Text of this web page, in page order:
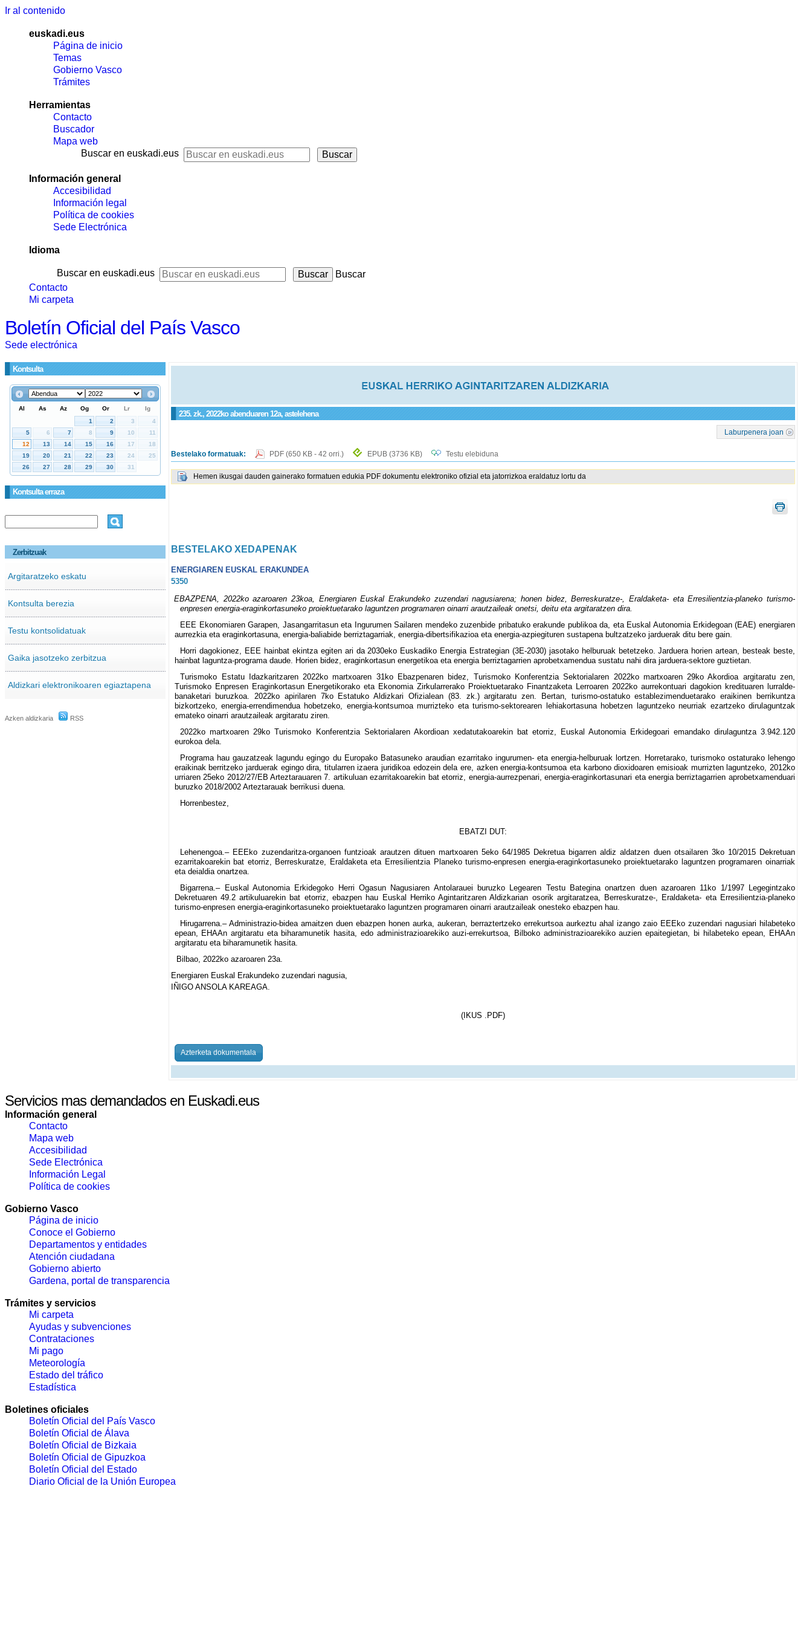
Ir al contenido
euskadi.eus
Página de inicio
Temas
Gobierno Vasco
Trámites
Herramientas
Contacto
Buscador
Mapa web
Buscar en euskadi.eus
Información general
Accesibilidad
Información legal
Política de cookies
Sede Electrónica
Idioma
Buscar en euskadi.eus
Buscar
Contacto
Mi carpeta
Boletín Oficial del País Vasco
Sede electrónica
Kontsulta
Kontsulta erraza
Zerbitzuak
Argitaratzeko eskatu
Kontsulta berezia
Testu kontsolidatuak
Gaika jasotzeko zerbitzua
Aldizkari elektronikoaren egiaztapena
Azken aldizkaria RSS
235. zk., 2022ko abenduaren 12a, astelehena
Laburpenera joan
Bestelako formatuak: PDF (650 KB - 42 orri.) EPUB (3736 KB) Testu elebiduna
Hemen ikusgai dauden gainerako formatuen edukia PDF dokumentu elektroniko ofizial eta jatorrizkoa eraldatuz lortu da
BESTELAKO XEDAPENAK
ENERGIAREN EUSKAL ERAKUNDEA
5350
EBAZPENA, 2022ko azaroaren 23koa, Energiaren Euskal Erakundeko zuzendari nagusiarena; honen bidez, Berreskuratze-, Eraldaketa- eta Erresilientzia-planeko turismo-
enpresen energia-eraginkortasuneko proiektuetarako laguntzen programaren oinarri arautzaileak onetsi, deitu eta argitaratzen dira.
EEE Ekonomiaren Garapen, Jasangarritasun eta Ingurumen Sailaren mendeko zuzenbide pribatuko erakunde publikoa da, eta Euskal Autonomia Erkidegoan (EAE) energiaren
aurrezkia eta eraginkortasuna, energia-baliabide berriztagarriak, energia-dibertsifikazioa eta energia-azpiegituren sustapena bultzatzeko jarduerak ditu bere gain.
Horri dagokionez, EEE hainbat ekintza egiten ari da 2030eko Euskadiko Energia Estrategian (3E-2030) jasotako helburuak betetzeko. Jarduera horien artean, besteak beste,
hainbat laguntza-programa daude. Horien bidez, eraginkortasun energetikoa eta energia berriztagarrien aprobetxamendua sustatu nahi dira jarduera-sektore guztietan.
Turismoko Estatu Idazkaritzaren 2022ko martxoaren 31ko Ebazpenaren bidez, Turismoko Konferentzia Sektorialaren 2022ko martxoaren 29ko Akordioa argitaratu zen,
Turismoko Enpresen Eraginkortasun Energetikorako eta Ekonomia Zirkularrerako Proiektuetarako Finantzaketa Lerroaren 2022ko aurrekontuari dagokion kredituaren lurralde-
banaketari buruzkoa. 2022ko apirilaren 7ko Estatuko Aldizkari Ofizialean (83. zk.) argitaratu zen. Bertan, turismo-ostatuko establezimenduetarako eraikinen berrikuntza
bizkortzeko, energia-errendimendua hobetzeko, energia-kontsumoa murrizteko eta turismo-sektorearen lehiakortasuna hobetzen laguntzeko neurriak ezartzeko dirulaguntzak
emateko oinarri arautzaileak argitaratu ziren.
2022ko martxoaren 29ko Turismoko Konferentzia Sektorialaren Akordioan xedatutakoarekin bat etorriz, Euskal Autonomia Erkidegoari emandako dirulaguntza 3.942.120
eurokoa dela.
Programa hau gauzatzeak lagundu egingo du Europako Batasuneko araudian ezarritako ingurumen- eta energia-helburuak lortzen. Horretarako, turismoko ostaturako lehengo
eraikinak berritzeko jarduerak egingo dira, titularren izaera juridikoa edozein dela ere, azken energia-kontsumoa eta karbono dioxidoaren emisioak murrizten laguntzeko, 2012ko
urriaren 25eko 2012/27/EB Arteztarauaren 7. artikuluan ezarritakoarekin bat etorriz, energia-aurrezpenari, energia-eraginkortasunari eta energia berriztagarrien aprobetxamenduari
buruzko 2018/2002 Arteztarauak berrikusi duena.
Horrenbestez,
EBATZI DUT:
Lehenengoa.– EEEko zuzendaritza-organoen funtzioak arautzen dituen martxoaren 5eko 64/1985 Dekretua bigarren aldiz aldatzen duen otsailaren 3ko 10/2015 Dekretuan
ezarritakoarekin bat etorriz, Berreskuratze, Eraldaketa eta Erresilientzia Planeko turismo-enpresen energia-eraginkortasuneko proiektuetarako laguntzen programaren oinarriak
eta deialdia onartzea.
Bigarrena.– Euskal Autonomia Erkidegoko Herri Ogasun Nagusiaren Antolarauei buruzko Legearen Testu Bategina onartzen duen azaroaren 11ko 1/1997 Legegintzako
Dekretuaren 49.2 artikuluarekin bat etorriz, ebazpen hau Euskal Herriko Agintaritzaren Aldizkarian osorik argitaratzea, Berreskuratze-, Eraldaketa- eta Erresilientzia-planeko
turismo-enpresen energia-eraginkortasuneko proiektuetarako laguntzen programaren oinarri arautzaileak onesteko ebazpen hau.
Hirugarrena.– Administrazio-bidea amaitzen duen ebazpen honen aurka, aukeran, berraztertzeko errekurtsoa aurkeztu ahal izango zaio EEEko zuzendari nagusiari hilabeteko
epean, EHAAn argitaratu eta biharamunetik hasita, edo administrazioarekiko auzi-errekurtsoa, Bilboko administrazioarekiko auzien epaitegietan, bi hilabeteko epean, EHAAn
argitaratu eta biharamunetik hasita.
Bilbao, 2022ko azaroaren 23a.
Energiaren Euskal Erakundeko zuzendari nagusia,
IÑIGO ANSOLA KAREAGA.
(IKUS .PDF)
Azterketa dokumentala
Servicios mas demandados en Euskadi.eus
Información general
Contacto
Mapa web
Accesibilidad
Sede Electrónica
Información Legal
Política de cookies
Gobierno Vasco
Página de inicio
Conoce el Gobierno
Departamentos y entidades
Atención ciudadana
Gobierno abierto
Gardena, portal de transparencia
Trámites y servicios
Mi carpeta
Ayudas y subvenciones
Contrataciones
Mi pago
Meteorología
Estado del tráfico
Estadística
Boletines oficiales
Boletín Oficial del País Vasco
Boletín Oficial de Álava
Boletín Oficial de Bizkaia
Boletín Oficial de Gipuzkoa
Boletín Oficial del Estado
Diario Oficial de la Unión Europea